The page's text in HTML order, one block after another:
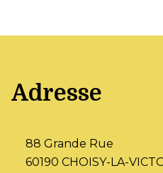
Adresse
88 Grande Rue
60190 CHOISY-LA-